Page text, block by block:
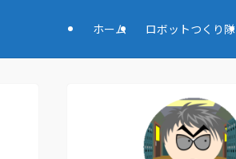
ホーム ロボットつくり隊